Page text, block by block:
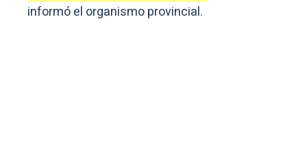
informó el organismo provincial.